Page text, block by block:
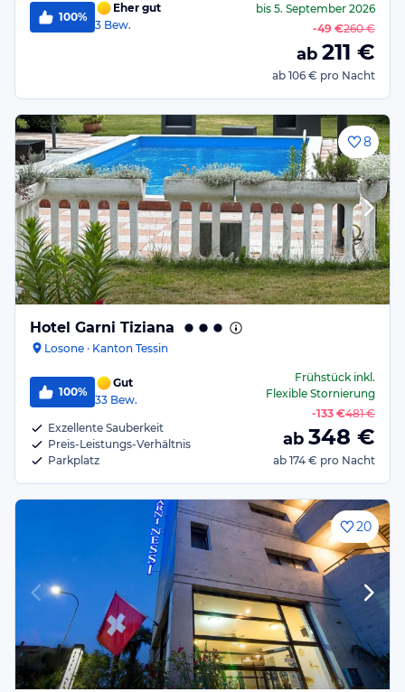
100%
Eher gut
3 Bew.
bis 5. September 2026
-49 €260 €
ab 211 €
ab 106 € pro Nacht
8
Hotel Garni Tiziana
Losone · Kanton Tessin
100%
Gut
33 Bew.
Exzellente Sauberkeit
Preis-Leistungs-Verhältnis
Parkplatz
Frühstückinkl.
Flexible Stornierung
-133 €481 €
ab 348 €
ab 174 € pro Nacht
20